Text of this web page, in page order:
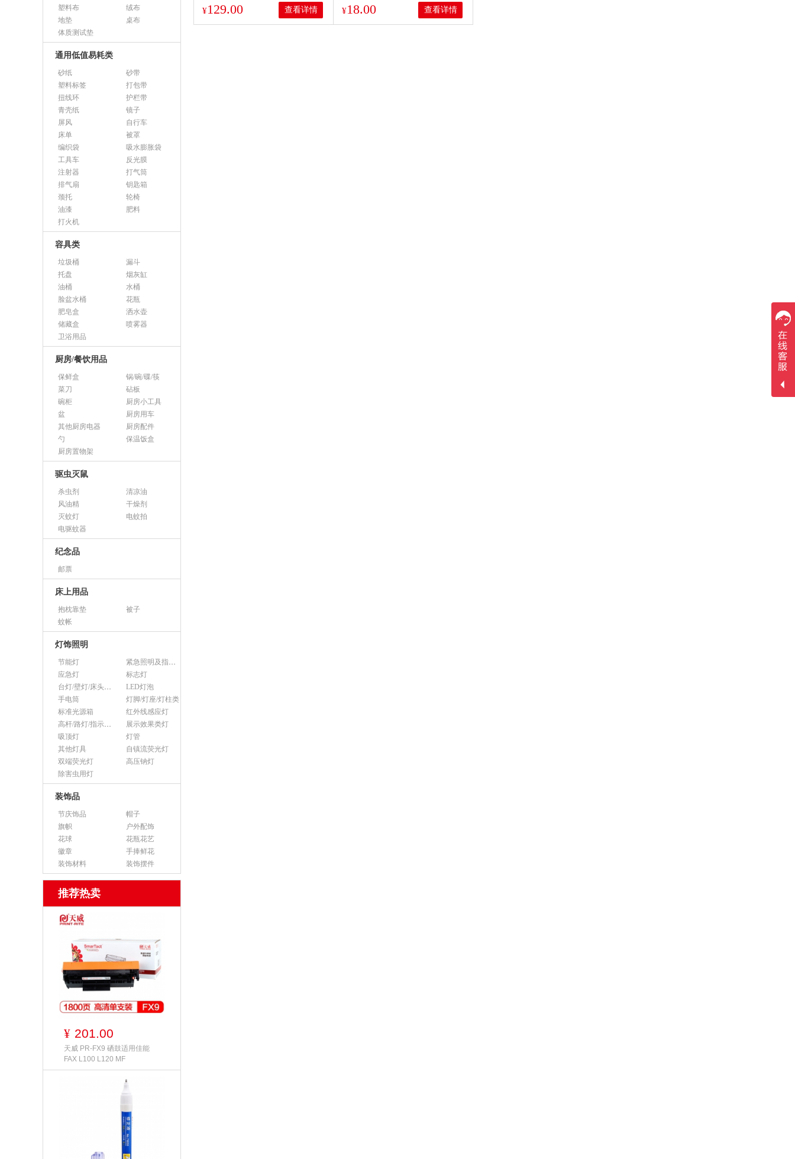
塑料布
绒布
地垫
桌布
体质测试垫
通用低值易耗类
砂纸
砂带
塑料标签
打包带
扭线环
护栏带
青壳纸
镜子
屏风
自行车
床单
被罩
编织袋
吸水膨胀袋
工具车
反光膜
注射器
打气筒
排气扇
钥匙箱
颈托
轮椅
油漆
肥料
打火机
容具类
垃圾桶
漏斗
托盘
烟灰缸
油桶
水桶
脸盆水桶
花瓶
肥皂盒
洒水壶
储藏盒
喷雾器
卫浴用品
厨房/餐饮用品
保鲜盒
锅/碗/碟/筷
菜刀
砧板
碗柜
厨房小工具
盆
厨房用车
其他厨房电器
厨房配件
勺
保温饭盒
厨房置物架
驱虫灭鼠
杀虫剂
清凉油
风油精
干燥剂
灭蚊灯
电蚊拍
电驱蚊器
纪念品
邮票
床上用品
抱枕靠垫
被子
蚊帐
灯饰照明
节能灯
紧急照明及指示灯
应急灯
标志灯
台灯/壁灯/床头灯/落地灯
LED灯泡
手电筒
灯脚/灯座/灯柱类
标准光源箱
红外线感应灯
高杆/路灯/指示灯类
展示效果类灯
吸顶灯
灯管
其他灯具
自镇流荧光灯
双端荧光灯
高压钠灯
除害虫用灯
装饰品
节庆饰品
帽子
旗帜
户外配饰
花球
花瓶花艺
徽章
手捧鲜花
装饰材料
装饰摆件
推荐热卖
¥ 201.00
天威 PR-FX9 硒鼓适用佳能
FAX L100 L120 MF
¥129.00 查看详情 ¥18.00 查看详情